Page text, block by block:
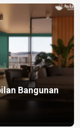
Bangunan